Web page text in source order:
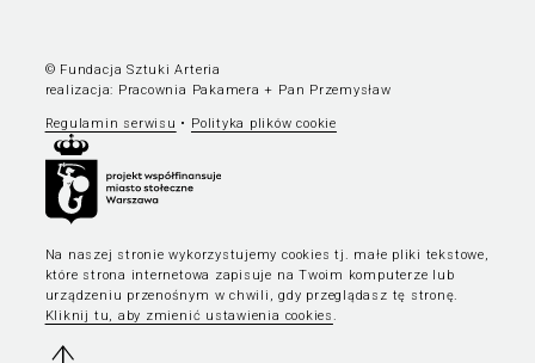
© Fundacja Sztuki Arteria
realizacja: Pracownia Pakamera + Pan Przemysław
Regulamin serwisu • Polityka plików cookie
Na naszej stronie wykorzystujemy cookies tj. małe pliki tekstowe,
które strona internetowa zapisuje na Twoim komputerze lub
urządzeniu przenośnym w chwili, gdy przeglądasz tę stronę.
Kliknij tu, aby zmienić ustawienia cookies.